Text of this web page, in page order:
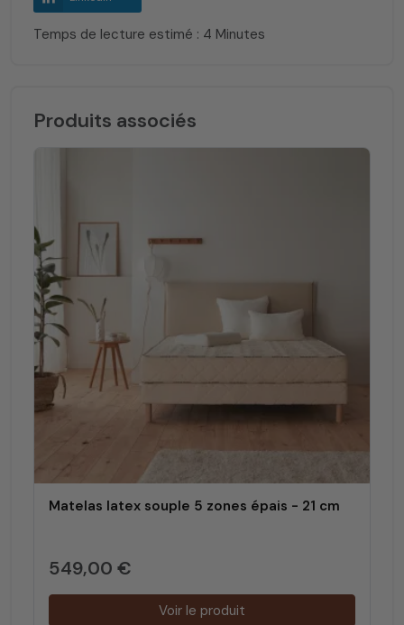
Temps de lecture estimé : 4 Minutes
Produits associés
Matelas latex souple 5 zones épais - 21 cm
549,00 €
Voir le produit